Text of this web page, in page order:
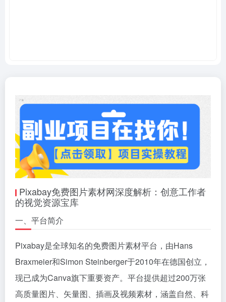
Pixabay免费图片素材网深度解析：创意工作者
的视觉资源宝库
一、平台简介
Pixabay是全球知名的免费图片素材平台，由Hans
Braxmeier和Simon Steinberger于2010年在德国创立，
现已成为Canva旗下重要资产。平台提供超过200万张
高质量图片、矢量图、插画及视频素材，涵盖自然、科